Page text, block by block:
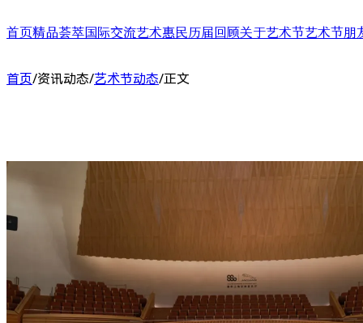
首页精品荟萃
舞台演出
展/博览
国际交流
国际演艺大会
国际对话
艺术惠民
艺术天空
艺术教育
历届回顾
第二十四届（2025）
第二十三届（2024）
关于艺术节艺术节朋
首页/资讯动态/艺术节动态/正文